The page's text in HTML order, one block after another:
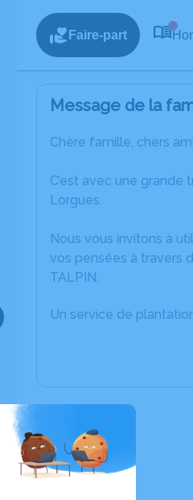
Faire-part
Message de la
Chère famille, chers
C’est avec une
Lorgues.
Nous vous invitons à
vos pensées à travers
TALPIN.
Un service de